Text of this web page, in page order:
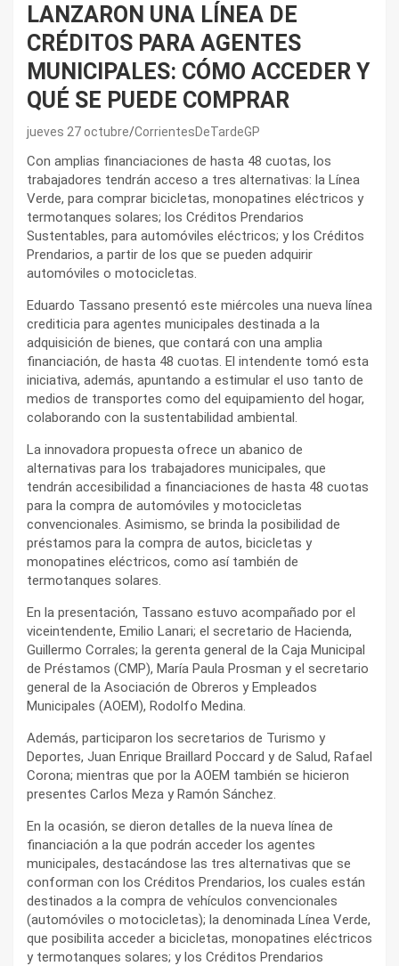
LANZARON UNA LÍNEA DE
CRÉDITOS PARA AGENTES
MUNICIPALES: CÓMO ACCEDER Y
QUÉ SE PUEDE COMPRAR
jueves 27 octubre CorrientesDeTardeGP
Con amplias financiaciones de hasta 48 cuotas, los
trabajadores tendrán acceso a tres alternativas: la Línea
Verde, para comprar bicicletas, monopatines eléctricos y
termotanques solares; los Créditos Prendarios
Sustentables, para automóviles eléctricos; y los Créditos
Prendarios, a partir de los que se pueden adquirir
automóviles o motocicletas.
Eduardo Tassano presentó este miércoles una nueva línea
crediticia para agentes municipales destinada a la
adquisición de bienes, que contará con una amplia
financiación, de hasta 48 cuotas. El intendente tomó esta
iniciativa, además, apuntando a estimular el uso tanto de
medios de transportes como del equipamiento del hogar,
colaborando con la sustentabilidad ambiental.
La innovadora propuesta ofrece un abanico de
alternativas para los trabajadores municipales, que
tendrán accesibilidad a financiaciones de hasta 48 cuotas
para la compra de automóviles y motocicletas
convencionales. Asimismo, se brinda la posibilidad de
préstamos para la compra de autos, bicicletas y
monopatines eléctricos, como así también de
termotanques solares.
En la presentación, Tassano estuvo acompañado por el
viceintendente, Emilio Lanari; el secretario de Hacienda,
Guillermo Corrales; la gerenta general de la Caja Municipal
de Préstamos (CMP), María Paula Prosman y el secretario
general de la Asociación de Obreros y Empleados
Municipales (AOEM), Rodolfo Medina.
Además, participaron los secretarios de Turismo y
Deportes, Juan Enrique Braillard Poccard y de Salud, Rafael
Corona; mientras que por la AOEM también se hicieron
presentes Carlos Meza y Ramón Sánchez.
En la ocasión, se dieron detalles de la nueva línea de
financiación a la que podrán acceder los agentes
municipales, destacándose las tres alternativas que se
conforman con los Créditos Prendarios, los cuales están
destinados a la compra de vehículos convencionales
(automóviles o motocicletas); la denominada Línea Verde,
que posibilita acceder a bicicletas, monopatines eléctricos
y termotanques solares; y los Créditos Prendarios